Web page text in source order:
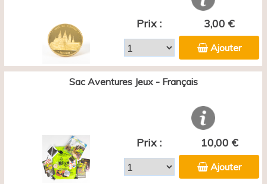
Prix : 3,00 €
Ajouter
Sac Aventures Jeux - Français
Prix : 10,00 €
Ajouter